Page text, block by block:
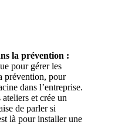
la prévention :
pour gérer les
prévention, pour
dans l’entreprise.
et crée un
de parler si
là pour installer une